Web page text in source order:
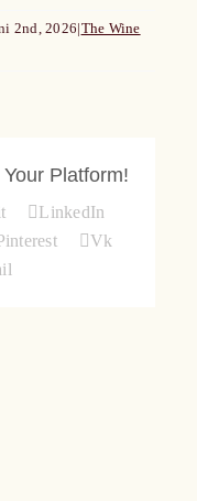
Kontakt
2nd, 2026|The Wine
Platform!
LinkedIn
Vk